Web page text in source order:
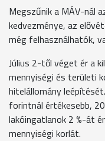
Megszűnik a MÁV-nál
kedvezménye, az
még felhasználhatók,
Július 2-től véget ér a
mennyiségi és területi
hitelállomány
forintnál értékesebb,
lakóingatlanok 2 %-át
mennyiségi korlát.